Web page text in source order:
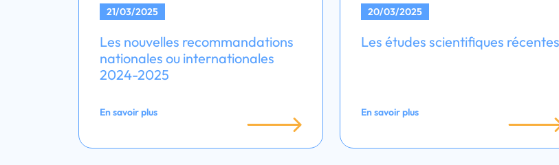
21/03/2025
Les nouvelles recommandations
nationales ou internationales
2024-2025
En savoir plus
20/03/2025
Les études scientifiques récentes
En savoir plus